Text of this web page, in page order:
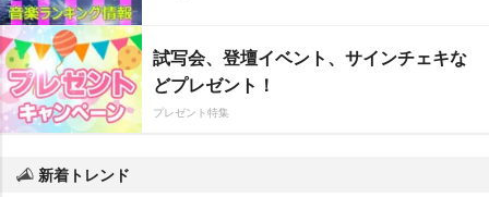
試写会、登壇イベント、サインチェキな
どプレゼント！
プレゼント特集
新着トレンド